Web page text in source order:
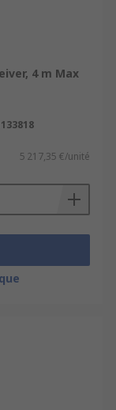
4 m Max
5 217,35 €/unité